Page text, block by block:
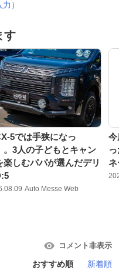
）
す
5では手狭になっ
。3人の子どもとキャン
楽しむパパが選んだデリ
Auto Messe Web
コメント非表示
おすすめ順 新着順